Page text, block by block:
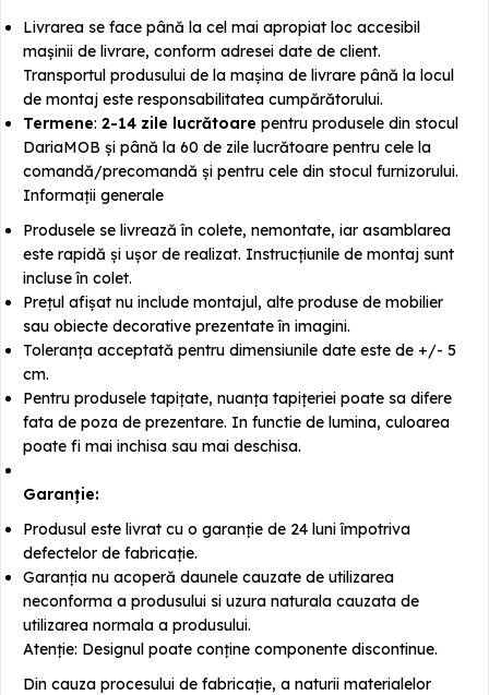
Livrarea se face până la cel mai apropiat loc accesibil
mașinii de livrare, conform adresei date de client.
Transportul produsului de la mașina de livrare până la locul
de montaj este responsabilitatea cumpărătorului.
Termene: 2-14 zile lucrătoare pentru produsele din stocul
DariaMOB și până la 60 de zile lucrătoare pentru cele la
comandă/precomandă și pentru cele din stocul furnizorului.
Informații generale
Produsele se livrează în colete, nemontate, iar asamblarea
este rapidă și ușor de realizat. Instrucțiunile de montaj sunt
incluse în colet.
Prețul afișat nu include montajul, alte produse de mobilier
sau obiecte decorative prezentate în imagini.
Toleranța acceptată pentru dimensiunile date este de +/- 5
cm.
Pentru produsele tapițate, nuanța tapițeriei poate sa difere
fata de poza de prezentare. In functie de lumina, culoarea
poate fi mai inchisa sau mai deschisa.
Garanție:
Produsul este livrat cu o garanție de 24 luni împotriva
defectelor de fabricație.
Garanția nu acoperă daunele cauzate de utilizarea
neconforma a produsului si uzura naturala cauzata de
utilizarea normala a produsului.
Atenție: Designul poate conține componente discontinue.
Din cauza procesului de fabricație, a naturii materialelor